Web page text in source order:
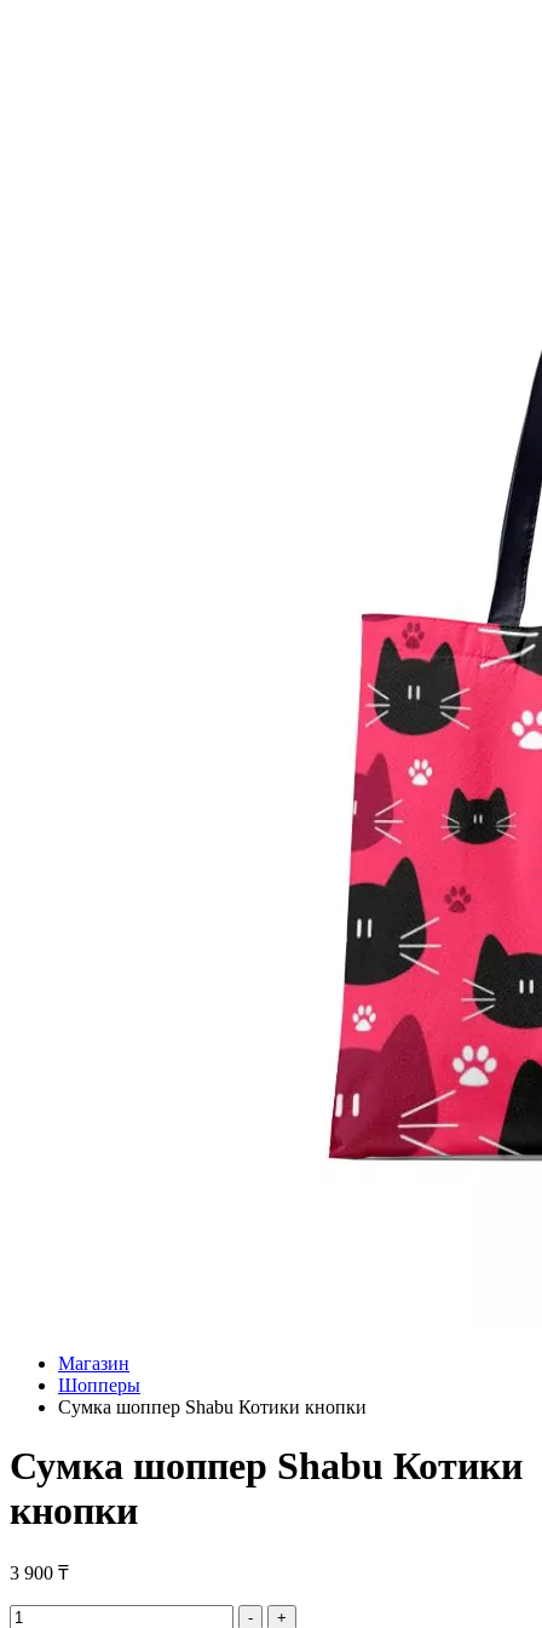
Магазин
Шопперы
Сумка шоппер Shabu Котики кнопки
Сумка шоппер Shabu Котики
кнопки
3 900 ₸
Сумка
- +